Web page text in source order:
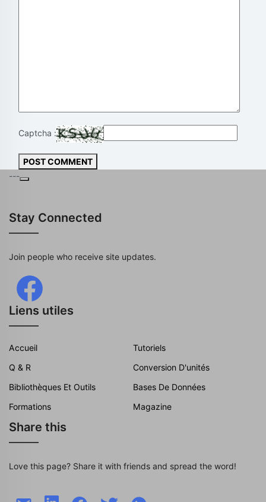
Captcha :
POST COMMENT
---
Stay Connected
Join people who receive site updates.
Liens utiles
Accueil
Tutoriels
Q & R
Conversion D'unités
Bibliothèques Et Outils
Bases De Données
Formations
Magazine
Share this
Love this page? Share it with friends and spread the word!